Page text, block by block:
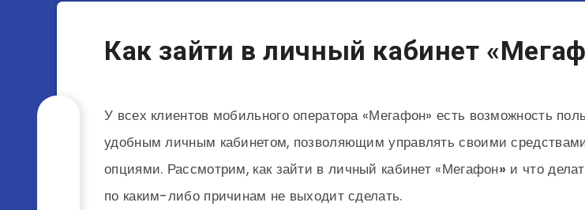
Как зайти в личный кабинет
У всех клиентов мобильного оператора «Мегафон» есть возможность
удобным личным кабинетом, позволяющим управлять своими
опциями. Рассмотрим, как зайти в личный кабинет «Мегафон» и что
по каким-либо причинам не выходит сделать.